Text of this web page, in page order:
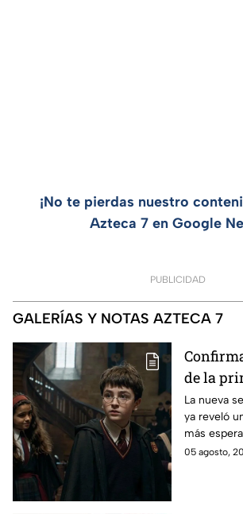
¡No te pierdas nuestro
Azteca 7 en Google
PUBLICIDAD
GALERÍAS Y NOTAS AZTECA 7
de la
Potter y
los fans
La nueva
ya reveló
más
la primera
05 agosto,